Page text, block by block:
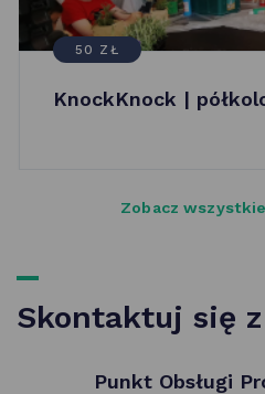
50 ZŁ
KnockKnock |
Zobacz
Skontaktuj się
Punkt Obsługi